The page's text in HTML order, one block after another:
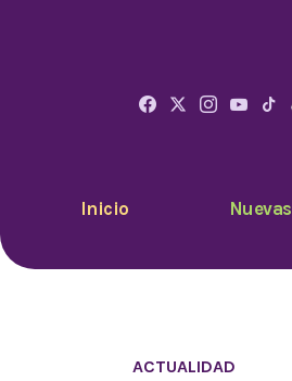
Inicio Nuevas
ACTUALIDAD